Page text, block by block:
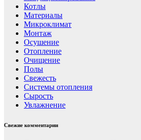
Котлы
Материалы
Микроклимат
Монтаж
Осушение
Отопление
Очищение
Полы
Свежесть
Системы отопления
Сырость
Увлажнение
Свежие комментарии